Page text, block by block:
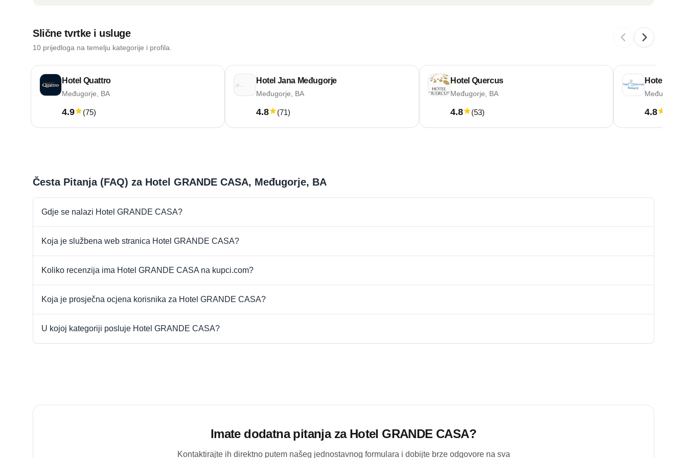
Slične tvrtke i usluge
10 prijedloga na temelju kategorije i profila.
Hotel Quattro
Međugorje, BA
4.9 (75)
Hotel Jana Međugorje
Međugorje, BA
4.8 (71)
Hotel Quercus
Međugorje, BA
4.8 (53)
Hotel
Međugorje,
4.8
Česta Pitanja (FAQ) za Hotel GRANDE CASA, Međugorje, BA
Gdje se nalazi Hotel GRANDE CASA?
Koja je službena web stranica Hotel GRANDE CASA?
Koliko recenzija ima Hotel GRANDE CASA na kupci.com?
Koja je prosječna ocjena korisnika za Hotel GRANDE CASA?
U kojoj kategoriji posluje Hotel GRANDE CASA?
Imate dodatna pitanja za Hotel GRANDE CASA?
Kontaktirajte ih direktno putem našeg jednostavnog formulara i dobijte brze odgovore na sva